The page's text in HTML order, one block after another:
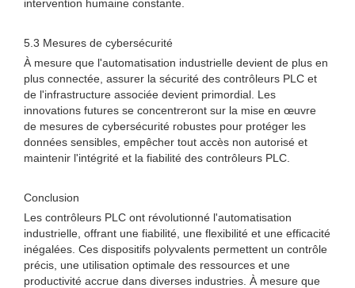
intervention humaine constante.
5.3 Mesures de cybersécurité
À mesure que l'automatisation industrielle devient de plus en
plus connectée, assurer la sécurité des contrôleurs PLC et
de l'infrastructure associée devient primordial. Les
innovations futures se concentreront sur la mise en œuvre
de mesures de cybersécurité robustes pour protéger les
données sensibles, empêcher tout accès non autorisé et
maintenir l'intégrité et la fiabilité des contrôleurs PLC.
Conclusion
Les contrôleurs PLC ont révolutionné l'automatisation
industrielle, offrant une fiabilité, une flexibilité et une efficacité
inégalées. Ces dispositifs polyvalents permettent un contrôle
précis, une utilisation optimale des ressources et une
productivité accrue dans diverses industries. À mesure que